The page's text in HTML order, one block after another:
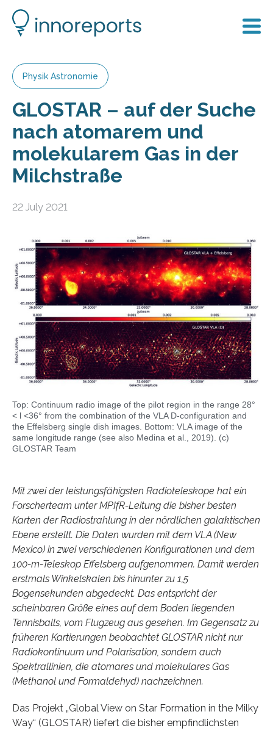
Physik Astronomie
GLOSTAR – auf der Suche
nach atomarem und
molekularem Gas in der
Milchstraße
22 July 2021
Top: Continuum radio image of the pilot region in the range 28°
< l <36° from the combination of the VLA D-configuration and
the Effelsberg single dish images. Bottom: VLA image of the
same longitude range (see also Medina et al., 2019). (c)
GLOSTAR Team
Mit zwei der leistungsfähigsten Radioteleskope hat ein
Forscherteam unter MPIfR-Leitung die bisher besten
Karten der Radiostrahlung in der nördlichen galaktischen
Ebene erstellt. Die Daten wurden mit dem VLA (New
Mexico) in zwei verschiedenen Konfigurationen und dem
100-m-Teleskop Effelsberg aufgenommen. Damit werden
erstmals Winkelskalen bis hinunter zu 1,5
Bogensekunden abgedeckt. Das entspricht der
scheinbaren Größe eines auf dem Boden liegenden
Tennisballs, vom Flugzeug aus gesehen. Im Gegensatz zu
früheren Kartierungen beobachtet GLOSTAR nicht nur
Radiokontinuum und Polarisation, sondern auch
Spektrallinien, die atomares und molekulares Gas
(Methanol und Formaldehyd) nachzeichnen.
Das Projekt „Global View on Star Formation in the Milky
Way“ (GLOSTAR) liefert die bisher empfindlichsten